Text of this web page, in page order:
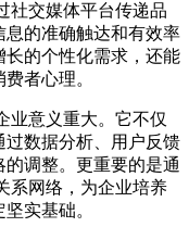
交媒体平台传递品
的准确触达和有效率
的个性化需求，还能
者心理。
意义重大。它不仅
数据分析、用户反馈
调整。更重要的是通
系网络，为企业培养
实基础。